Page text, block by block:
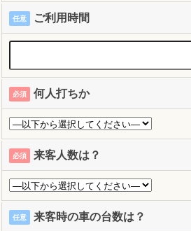
任意 ご利用時間
必須 何人打ちか
必須 来客人数は？
任意 来客時の車の台数は？